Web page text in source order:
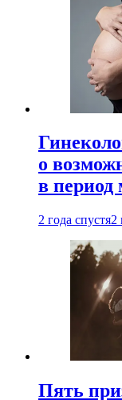
о
в период
2 года спустя2
Пять